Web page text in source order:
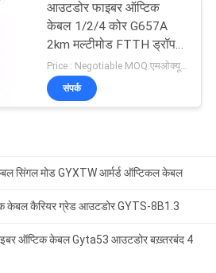
आउटडोर फाइबर ऑप्टिक
केबल 1/2/4 कोर G657A
2km मल्टीमोड FTTH ड्रॉप
केबल GJYXCH
Price : Negotiable MOQ:एमओक्यू: 1000 मीटर
संपर्क
सिंगल मोड GYXTW आर्मर्ड ऑप्टिकल केबल
केबल कैरियर ग्रेड आउटडोर GYTS-8B1.3
ऑप्टिक केबल Gyta53 आउटडोर बख़्तरबंद 4